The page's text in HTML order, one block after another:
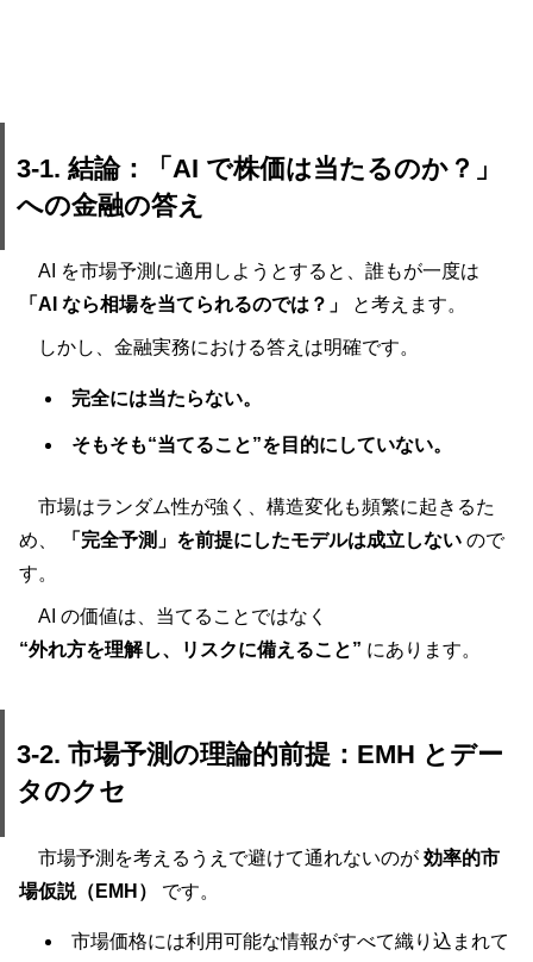
3-1. 結論：「AI で株価は当たるのか？」
への金融の答え
AI を市場予測に適用しようとすると、誰もが一度は
「AI なら相場を当てられるのでは？」
と考えます。
しかし、金融実務における答えは明確です。
完全には当たらない。
そもそも“当てること”を目的にしていない。
市場はランダム性が強く、構造変化も頻繁に起きるた
め、
「完全予測」を前提にしたモデルは成立しない ので
す。
AI の価値は、当てることではなく
“外れ方を理解し、リスクに備えること” にあります。
3-2. 市場予測の理論的前提：EMH とデー
タのクセ
市場予測を考えるうえで避けて通れないのが 効率的市
場仮説（EMH）
です。
市場価格には利用可能な情報がすべて織り込まれて